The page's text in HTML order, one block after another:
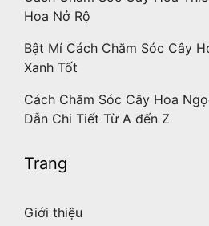
Hoa Nở Rộ
Bật Mí Cách Chăm Sóc Cây
Xanh Tốt
Cách Chăm Sóc Cây Hoa
Dẫn Chi Tiết Từ A đến Z
Trang
Giới thiệu